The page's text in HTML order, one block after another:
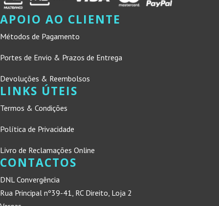
APOIO AO CLIENTE
Métodos de Pagamento
Portes de Envio & Prazos de Entrega
Devoluções & Reembolsos
LINKS ÚTEIS
Termos & Condições
Política de Privacidade
Livro de Reclamações Online
CONTACTOS
DNL Convergência
Rua Principal nº39-41, RC Direito, Loja 2